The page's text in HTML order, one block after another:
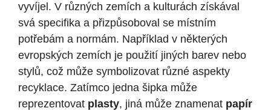
vyvíjel. V různých zemích a kulturách získával
svá specifika a přizpůsoboval se místním
potřebám a normám. Například v některých
evropských zemích je použití jiných barev nebo
stylů, což může symbolizovat různé aspekty
recyklace. Zatímco jedna šipka může
reprezentovat plasty, jiná může znamenat papír